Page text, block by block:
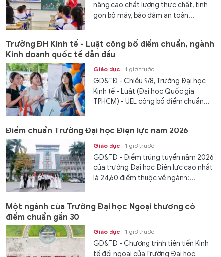
nâng cao chất lượng thực chất, tinh
gọn bộ máy, bảo đảm an toàn...
Trường ĐH Kinh tế - Luật công bố điểm chuẩn, ngành
Kinh doanh quốc tế dẫn đầu
Giáo dục 1 giờ trước
GD&TĐ - Chiều 9/8, Trường Đại học
Kinh tế - Luật (Đại học Quốc gia
TPHCM) - UEL công bố điểm chuẩn...
Điểm chuẩn Trường Đại học Điện lực năm 2026
Giáo dục 1 giờ trước
GD&TĐ - Điểm trúng tuyển năm 2026
của trường Đại học Điện lực cao nhất
là 24,60 điểm thuộc về ngành:...
Một ngành của Trường Đại học Ngoại thương có
điểm chuẩn gần 30
Giáo dục 1 giờ trước
GD&TĐ - Chương trình tiên tiến Kinh
tế đối ngoại của Trường Đại học